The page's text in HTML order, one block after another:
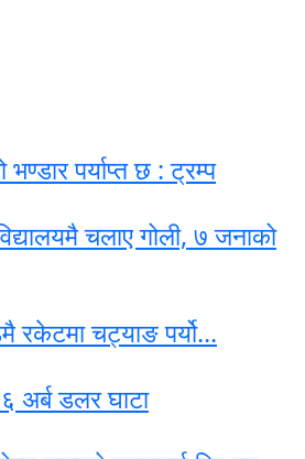
पर्याप्त छ : ट्रम्प
चलाए गोली, ७ जनाको
चट्याङ पर्यो...
अर्ब डलर घाटा